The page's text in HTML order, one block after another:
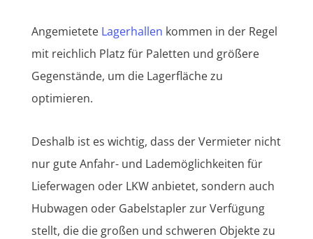
Angemietete Lagerhallen kommen in der Regel
mit reichlich Platz für Paletten und größere
Gegenstände, um die Lagerfläche zu
optimieren.
Deshalb ist es wichtig, dass der Vermieter nicht
nur gute Anfahr- und Lademöglichkeiten für
Lieferwagen oder LKW anbietet, sondern auch
Hubwagen oder Gabelstapler zur Verfügung
stellt, die die großen und schweren Objekte zu